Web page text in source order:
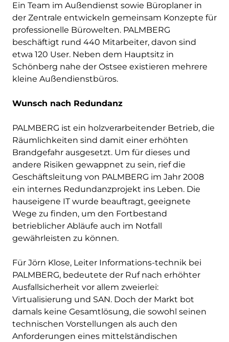
Ein Team im Außendienst sowie Büroplaner in
der Zentrale entwickeln gemeinsam Konzepte für
professionelle Bürowelten. PALMBERG
beschäftigt rund 440 Mitarbeiter, davon sind
etwa 120 User. Neben dem Hauptsitz in
Schönberg nahe der Ostsee existieren mehrere
kleine Außendienstbüros.
Wunsch nach Redundanz
PALMBERG ist ein holzverarbeitender Betrieb, die
Räumlichkeiten sind damit einer erhöhten
Brandgefahr ausgesetzt. Um für dieses und
andere Risiken gewappnet zu sein, rief die
Geschäftsleitung von PALMBERG im Jahr 2008
ein internes Redundanzprojekt ins Leben. Die
hauseigene IT wurde beauftragt, geeignete
Wege zu finden, um den Fortbestand
betrieblicher Abläufe auch im Notfall
gewährleisten zu können.
Für Jörn Klose, Leiter Informations-technik bei
PALMBERG, bedeutete der Ruf nach erhöhter
Ausfallsicherheit vor allem zweierlei:
Virtualisierung und SAN. Doch der Markt bot
damals keine Gesamtlösung, die sowohl seinen
technischen Vorstellungen als auch den
Anforderungen eines mittelständischen